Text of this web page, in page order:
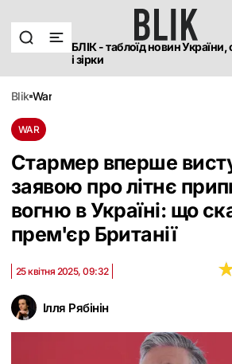
БЛІК - таблоїд новин України,
і зірки
blik war
WAR
Стармер вперше
заявою про літнє
вогню в Україні: що
прем'єр Британії
Ілля Рябінін
25 квітня 2025, 09:32